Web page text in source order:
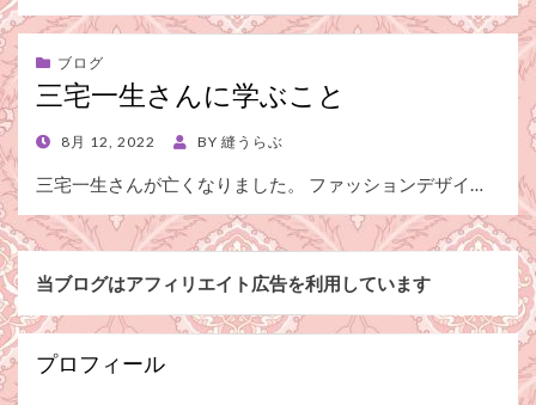
ブログ
三宅一生さんに学ぶこと
POSTED
8月 12, 2022 BY 縫うらぶ
三宅一生さんが亡くなりました。 ファッションデザイ…
当ブログはアフィリエイト広告を利用しています
プロフィール